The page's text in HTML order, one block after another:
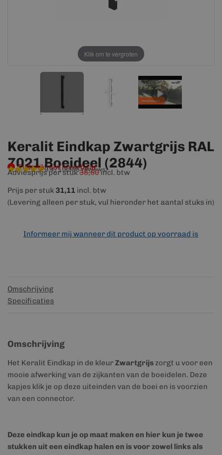
Klik om te vergroten
Keralit Eindkap Zwartgrijs RAL
7021 Boeideel (2844)
Tijdelijk niet leverbaar
9,4/10(906 reviews)
Adviesprijs per stuk36,60incl. btw
Prijs per stuk31,11 incl. btw
(Levering alleen per stuk, vul hieronder het aantal stuks in)
Informeer mij wanneer dit product op voorraad is
Omschrijving
Specificaties
Omschrijving
Het Keralit Eindkap in de kleurZwartgrijszorgt u voor een
mooie afwerking van de zijkanten van de boeidelen. Deze
kapjes klik je op deze uiteinden van de boei en is voorzien
van een connector.
Deze eindkap kun je op maat maken en hier kun je twee
stukken uit een eindkap halen en is voor zowel links als